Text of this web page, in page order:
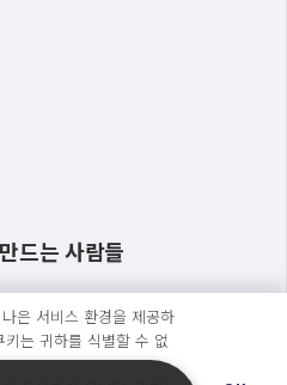
드는 사람들
겠습니다.
리를 보장하겠습니다.
은 서비스 환경을 제공하
는 귀하를 식별할 수 없